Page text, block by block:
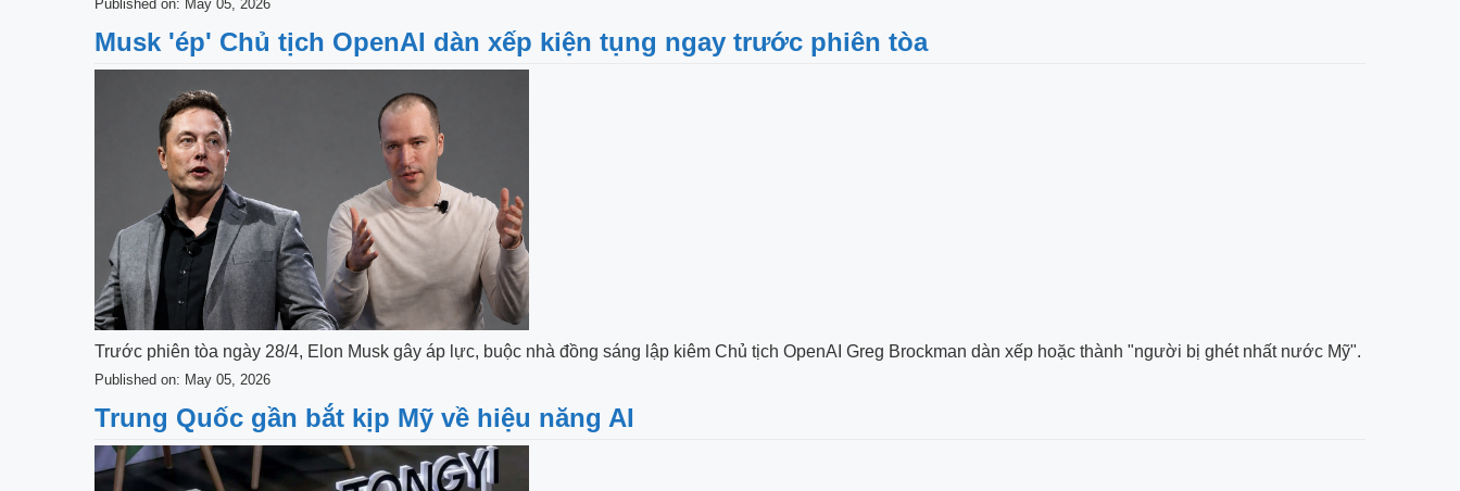
Published on: May 05, 2026
Musk 'ép' Chủ tịch OpenAI dàn xếp kiện tụng ngay trước phiên tòa
Trước phiên tòa ngày 28/4, Elon Musk gây áp lực, buộc nhà đồng sáng lập kiêm Chủ tịch OpenAI Greg Brockman dàn xếp hoặc thành "người bị ghét nhất nước Mỹ".
Published on: May 05, 2026
Trung Quốc gần bắt kịp Mỹ về hiệu năng AI